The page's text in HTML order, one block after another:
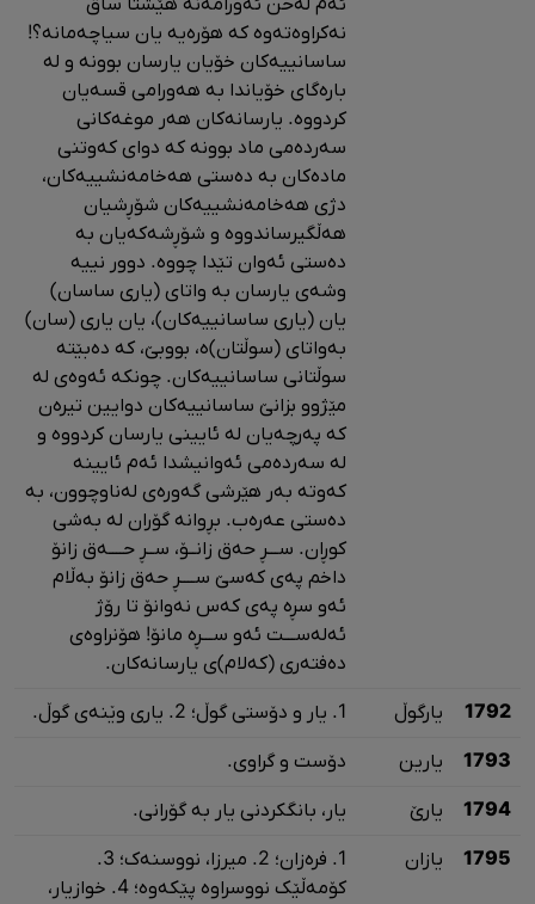
ئەم لەحن ئەورامەنە هێشتا ساق
نەکراوەتەوە کە هۆرەیە یان سیاچەمانە؟!
ساسانییەکان خۆیان یارسان بوونە و لە
بارەگای خۆیاندا بە هەورامی قسەیان
کردووە. یارسانەکان هەر موغەکانی
سەردەمی ماد بوونە کە دوای کەوتنی
مادەکان بە دەستی هەخامەنشییەکان،
دژی هەخامەنشییەکان شۆڕشیان
هەڵگیرساندووە و شۆڕشەکەیان بە
دەستی ئەوان تێدا چووە. دوور نییە
وشەی یارسان بە واتای (یاری ساسان)
یان (یاری ساسانییەکان)، یان یاری (سان)
بەواتای (سوڵتان)ە، بووبێ، کە دەبێتە
سوڵتانی ساسانییەکان. چونکە ئەوەی لە
مێژوو بزانێ ساسانییەکان دوایین تیرەن
کە پەرچەیان لە ئایینی یارسان کردووە و
لە سەردەمی ئەوانیشدا ئەم ئایینە
کەوتە بەر هێرشی گەورەی لەناوچوون، بە
دەستی عەرەب. بڕوانە گۆران لە بەشی
کوڕان. ســـڕ حەق زانــۆ، ســڕ حــــەق زانۆ
داخم پەی کەسێ ســــڕ حەق زانۆ بەڵام
ئەو سڕە پەی کەس نەوانۆ تا رۆژ
ئەلەســـت ئەو ســـڕە مانۆ! هۆنراوەی‌
دەفتەری (کەلام)ی یارسانەکان‌.
1792 یارگوڵ 1. یار و دۆستی گوڵ؛ 2. یاری وێنەی گوڵ.
1793 یارین دۆست و گراوی.
1794 یارێ یار، بانگکردنی یار بە گۆرانی.
1795 یازان
1. فرەزان؛ 2. میرزا، نووسنەک؛ 3.
کۆمەڵێک نووسراوە پێکەوە؛ 4. خوازیار،